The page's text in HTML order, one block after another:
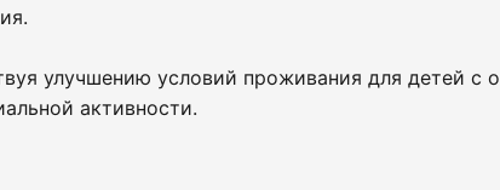
улучшению условий проживания для детей с
активности.